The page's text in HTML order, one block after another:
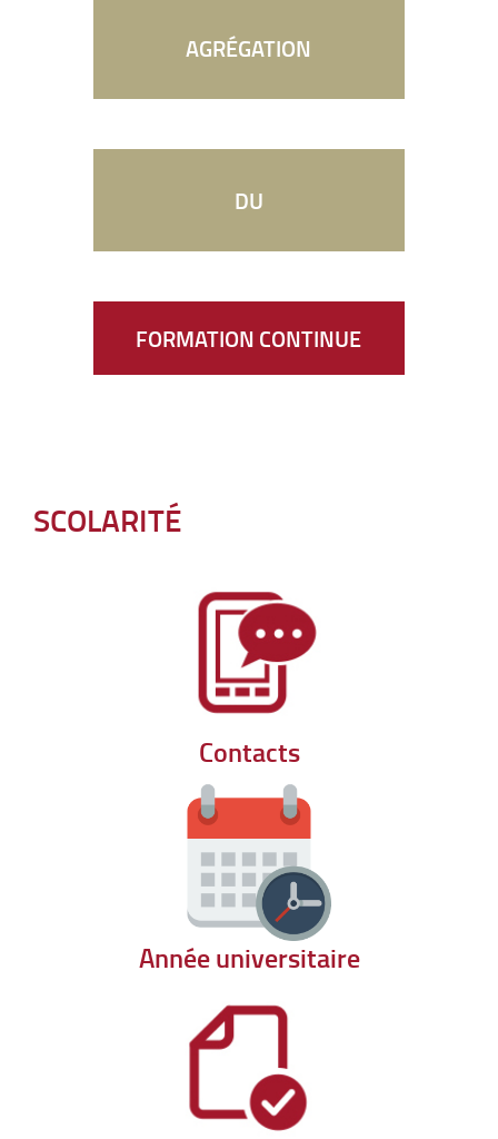
AGRÉGATION
DU
FORMATION CONTINUE
SCOLARITÉ
Contacts
Année universitaire